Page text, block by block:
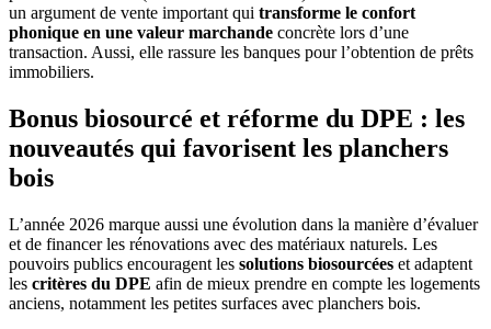
un argument de vente important qui transforme le confort
phonique en une valeur marchande concrète lors d’une
transaction. Aussi, elle rassure les banques pour l’obtention de prêts
immobiliers.
Bonus biosourcé et réforme du DPE : les
nouveautés qui favorisent les planchers
bois
L’année 2026 marque aussi une évolution dans la manière d’évaluer
et de financer les rénovations avec des matériaux naturels. Les
pouvoirs publics encouragent les solutions biosourcées et adaptent
les critères du DPE afin de mieux prendre en compte les logements
anciens, notamment les petites surfaces avec planchers bois.